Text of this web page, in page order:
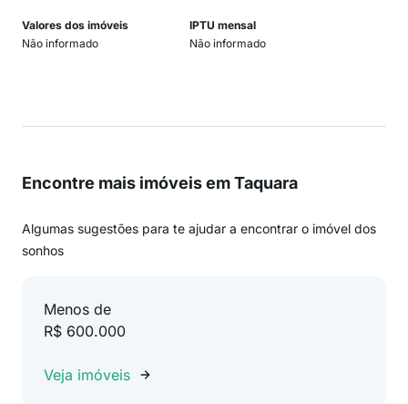
Valores dos imóveis
Não informado
IPTU mensal
Não informado
Encontre mais imóveis em Taquara
Algumas sugestões para te ajudar a encontrar o imóvel dos
sonhos
Menos de
R$ 600.000
Veja imóveis